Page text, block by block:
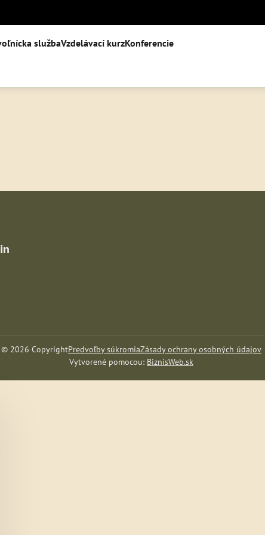
službaVzdelávací kurzKonferencie
© 2026 CopyrightPredvoľby súkromiaZásady ochrany osobných údajov
Vytvorené pomocou: BiznisWeb.sk